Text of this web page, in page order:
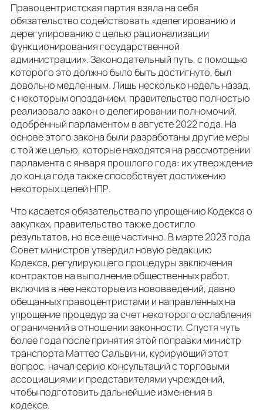
Правоцентристская партия взяла на себя
обязательство содействовать «делегированию и
дерегулированию с целью рационализации
функционирования государственной
администрации». Законодательный путь, с помощью
которого это должно было быть достигнуто, был
довольно медленным. Лишь несколько недель назад,
с некоторым опозданием, правительство полностью
реализовало закон о делегировании полномочий,
одобренный парламентом в августе 2022 года. На
основе этого закона были разработаны другие меры
с той же целью, которые находятся на рассмотрении
парламента с января прошлого года: их утверждение
до конца года также способствует достижению
некоторых целей НПР.
Что касается обязательства по упрощению Кодекса о
закупках, правительство также достигло
результатов, но все еще частично. В марте 2023 года
Совет министров утвердил новую редакцию
Кодекса, регулирующего процедуры заключения
контрактов на выполнение общественных работ,
включив в нее некоторые из нововведений, давно
обещанных правоцентристами и направленных на
упрощение процедур за счет некоторого ослабления
ограничений в отношении законности. Спустя чуть
более года после принятия этой поправки министр
транспорта Маттео Сальвини, курирующий этот
вопрос, начал серию консультаций с торговыми
ассоциациями и представителями учреждений,
чтобы подготовить дальнейшие изменения в
кодексе.